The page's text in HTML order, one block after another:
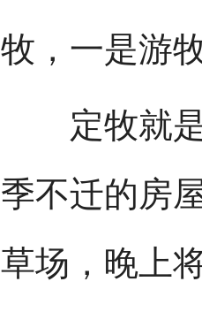
牧，一是游
定牧就是
季不迁的房
草场，晚上